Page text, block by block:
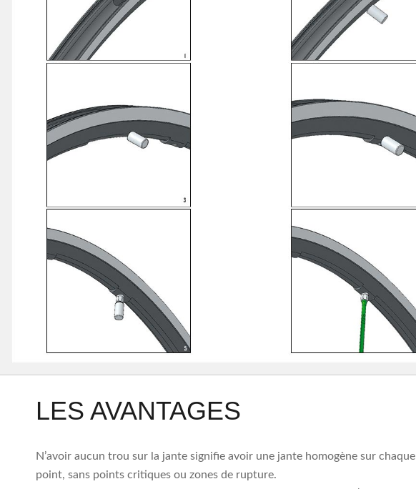
LES AVANTAGES
N’avoir aucun trou sur la jante signifie avoir une jante homogène sur chaque
point, sans points critiques ou zones de rupture.